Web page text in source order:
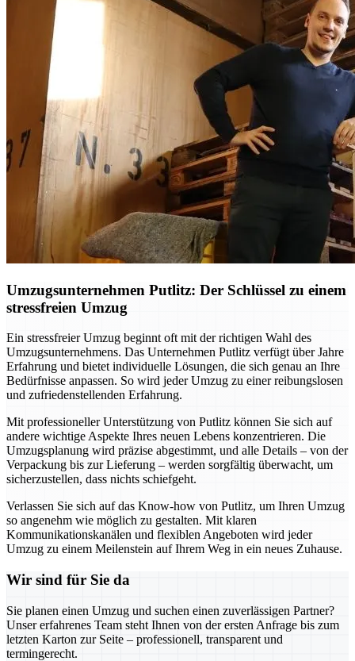
Umzugsunternehmen Putlitz: Der Schlüssel zu einem
stressfreien Umzug
Ein stressfreier Umzug beginnt oft mit der richtigen Wahl des
Umzugsunternehmens. Das Unternehmen Putlitz verfügt über Jahre
Erfahrung und bietet individuelle Lösungen, die sich genau an Ihre
Bedürfnisse anpassen. So wird jeder Umzug zu einer reibungslosen
und zufriedenstellenden Erfahrung.
Mit professioneller Unterstützung von Putlitz können Sie sich auf
andere wichtige Aspekte Ihres neuen Lebens konzentrieren. Die
Umzugsplanung wird präzise abgestimmt, und alle Details – von der
Verpackung bis zur Lieferung – werden sorgfältig überwacht, um
sicherzustellen, dass nichts schiefgeht.
Verlassen Sie sich auf das Know-how von Putlitz, um Ihren Umzug
so angenehm wie möglich zu gestalten. Mit klaren
Kommunikationskanälen und flexiblen Angeboten wird jeder
Umzug zu einem Meilenstein auf Ihrem Weg in ein neues Zuhause.
Wir sind für Sie da
Sie planen einen Umzug und suchen einen zuverlässigen Partner?
Unser erfahrenes Team steht Ihnen von der ersten Anfrage bis zum
letzten Karton zur Seite – professionell, transparent und
termingerecht.